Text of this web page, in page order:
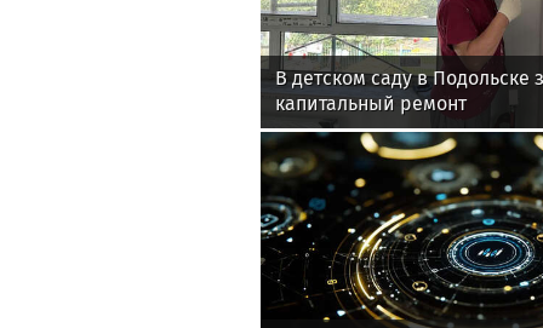
В детском саду в Подольске
капитальный ремонт